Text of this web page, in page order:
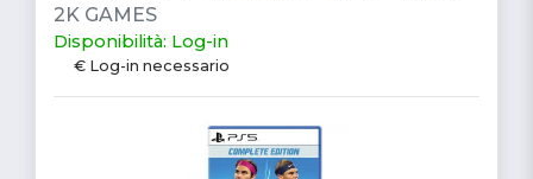
2K GAMES
Disponibilità: Log-in
€ Log-in necessario